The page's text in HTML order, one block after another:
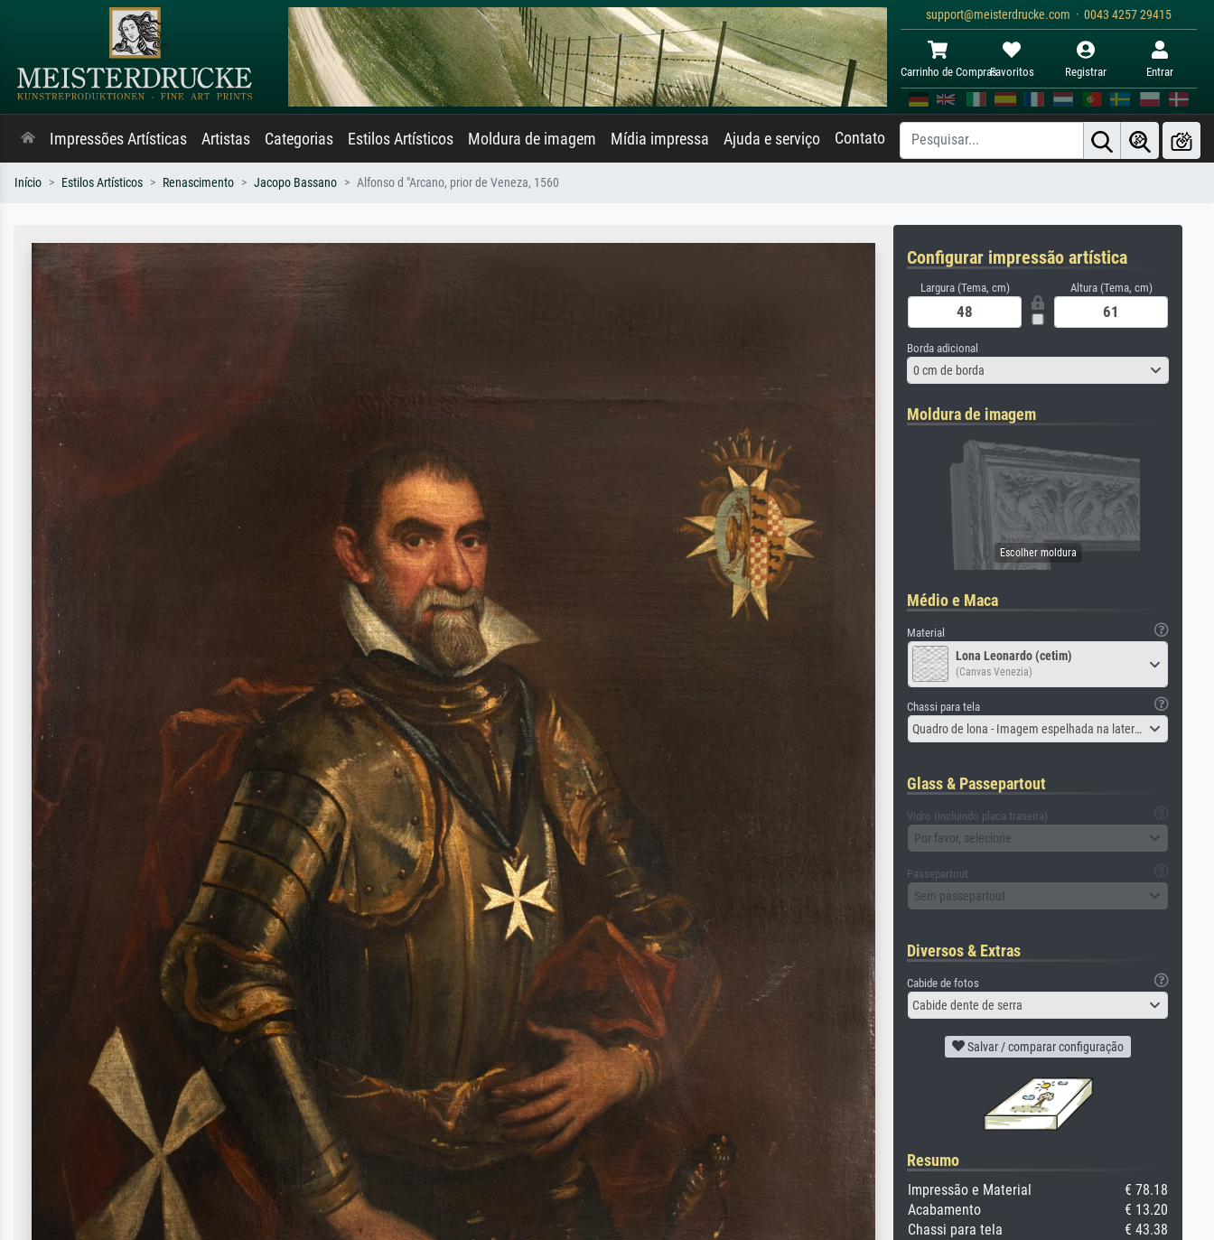
support@meisterdrucke.com · 0043 4257 29415
Carrinho de ComprasFavoritos Registrar Entrar
Impressões Artísticas Artistas Categorias Estilos Artísticos Moldura de imagem Mídia impressa Ajuda e serviço Contato
Início Estilos Artísticos Renascimento Jacopo Bassano Alfonso d "Arcano, prior de Veneza, 1560
Configurar impressão artística
Largura (Tema, cm) Altura (Tema, cm)
Borda adicional
0 cm de borda
Moldura de imagem
Médio e Maca
Material
Lona Leonardo (cetim)
(Canvas Venezia)
Chassi para tela
Quadro de lona - Imagem espelhada na lateral
Glass & Passepartout
Vidro (incluindo placa traseira)
Por favor, selecione
Passepartout
Sem passepartout
Diversos & Extras
Cabide de fotos
Cabide dente de serra
Salvar / comparar configuração
Resumo
Impressão e Material
€ 78.18
Acabamento
€ 13.20
Chassi para tela
€ 43.38